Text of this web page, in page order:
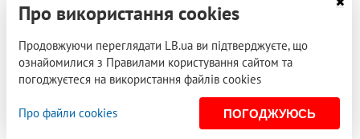
Про використання cookies
Продовжуючи переглядати LB.ua ви підтверджуєте, що
ознайомилися з Правилами користування сайтом та
погоджуєтеся на використання файлів cookies
Про файли cookies ПОГОДЖУЮСЬ